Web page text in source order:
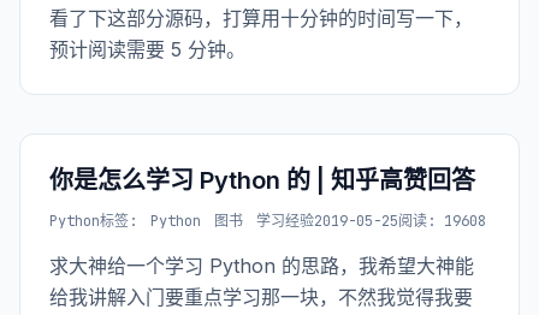
看了下这部分源码，打算用十分钟的时间写一下，
预计阅读需要 5 分钟。
你是怎么学习 Python 的 | 知乎高赞回答
Python标签: Python 图书 学习经验2019-05-25阅读: 19608
求大神给一个学习 Python 的思路，我希望大神能
给我讲解入门要重点学习那一块，不然我觉得我要